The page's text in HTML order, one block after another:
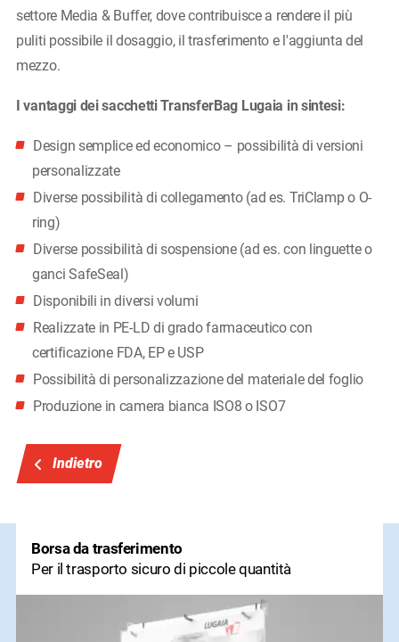
settore Media & Buffer, dove contribuisce a rendere il più
puliti possibile il dosaggio, il trasferimento e l'aggiunta del
mezzo.
I vantaggi dei sacchetti TransferBag Lugaia in sintesi:
Design semplice ed economico – possibilità di versioni
personalizzate
Diverse possibilità di collegamento (ad es. TriClamp o O-
ring)
Diverse possibilità di sospensione (ad es. con linguette o
ganci SafeSeal)
Disponibili in diversi volumi
Realizzate in PE-LD di grado farmaceutico con
certificazione FDA, EP e USP
Possibilità di personalizzazione del materiale del foglio
Produzione in camera bianca ISO8 o ISO7
Indietro
Borsa da trasferimento
Per il trasporto sicuro di piccole quantità